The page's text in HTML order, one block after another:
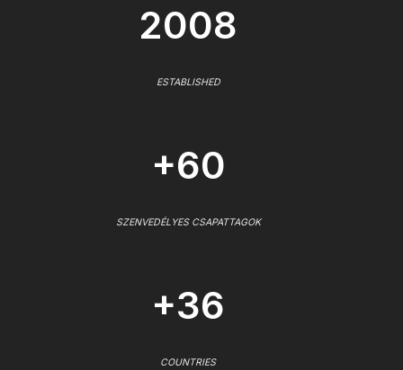
2008
ESTABLISHED
+60
SZENVEDÉLYES CSAPATTAGOK
+36
COUNTRIES